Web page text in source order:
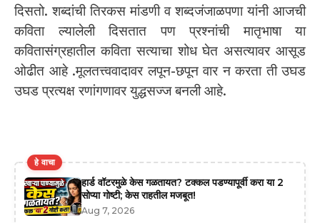
दिसतो. शब्दांची तिरकस मांडणी व शब्दजंजाळपणा यांनी आजची
कविता ल्यालेली दिसतात पण प्रश्नांची मातृभाषा या
कवितासंग्रहातील कविता सत्याचा शोध घेत असत्यावर आसूड
ओढीत आहे .मूलतत्त्ववादावर लपून-छपून वार न करता ती उघड
उघड प्रत्यक्ष रणांगणावर युद्धसज्ज बनली आहे.
हे वाचा
हार्ड वॉटरमुळे केस गळतायत? टक्कल पडण्यापूर्वी करा या 2
सोप्या गोष्टी; केस राहतील मजबूत!
Aug 7, 2026